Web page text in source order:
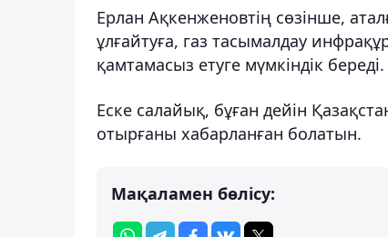
Ерлан Ақкенженовтің сөзінше,
ұлғайтуға, газ тасымалдау
қамтамасыз етуге мүмкіндік береді.
Еске салайық, бұған дейін
отырғаны хабарланған болатын.
Мақаламен бөлісу: